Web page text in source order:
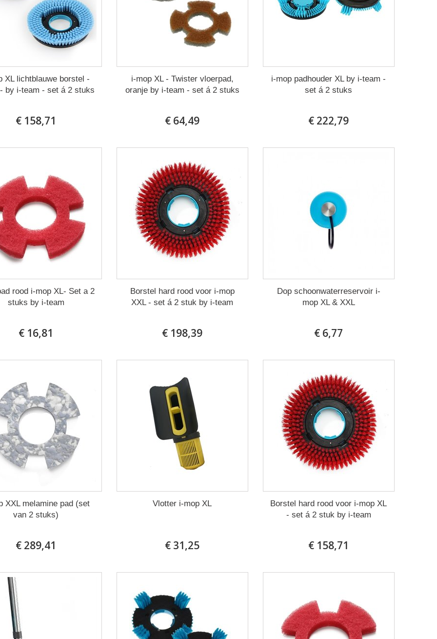
XL lichtblauwe borstel -
by i-team - set á 2 stuks
€ 158,71
i-mop XL - Twister vloerpad,
oranje by i-team - set á 2 stuks
€ 64,49
i-mop padhouder XL by i-team -
set á 2 stuks
€ 222,79
rood i-mop XL- Set a 2
stuks by i-team
€ 16,81
Borstel hard rood voor i-mop
XXL - set á 2 stuk by i-team
€ 198,39
Dop schoonwaterreservoir i-
mop XL & XXL
€ 6,77
XXL melamine pad (set
van 2 stuks)
€ 289,41
Vlotter i-mop XL
€ 31,25
Borstel hard rood voor i-mop XL
- set á 2 stuk by i-team
€ 158,71